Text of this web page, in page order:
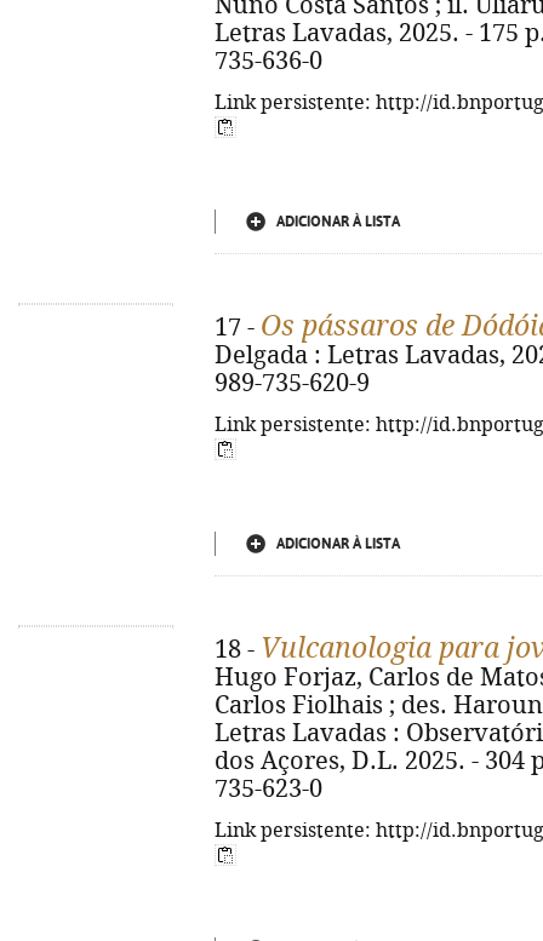
Letras Lavadas, 2025. - 175
735-636-0
Link persistente: http://
ADICIONAR À LISTA
17 - Os pássaros de
Delgada : Letras Lavadas,
989-735-620-9
Link persistente: http://
ADICIONAR À LISTA
18 - Vulcanologia para
Hugo Forjaz, Carlos de
Carlos Fiolhais ; des.
Letras Lavadas :
dos Açores, D.L. 2025. - 304
735-623-0
Link persistente: http://